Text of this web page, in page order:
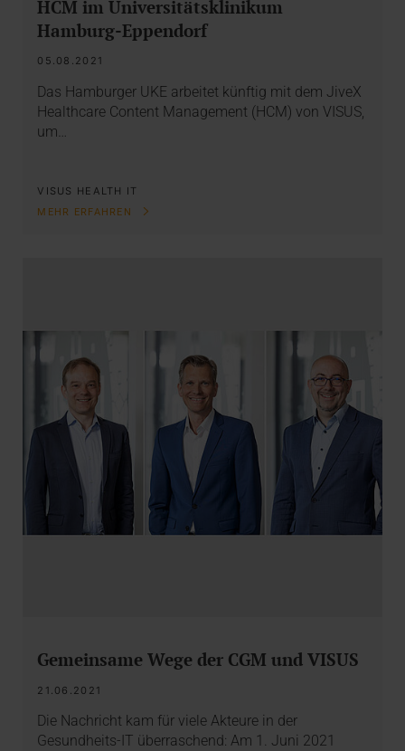
HCM im Universitätsklinikum
Hamburg-Eppendorf
05.08.2021
Das Hamburger UKE arbeitet künftig mit dem JiveX
Healthcare Content Management (HCM) von VISUS,
um…
VISUS HEALTH IT
MEHR ERFAHREN
Gemeinsame Wege der CGM und VISUS
21.06.2021
Die Nachricht kam für viele Akteure in der
Gesundheits-IT überraschend: Am 1. Juni 2021